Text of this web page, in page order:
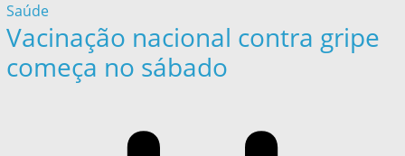
Saúde
Vacinação nacional contra gripe
começa no sábado